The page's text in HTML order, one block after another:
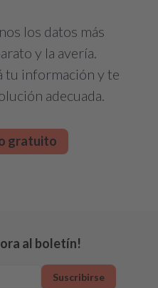
los datos más
y la avería.
tu información y te
adecuada.
gratuito
al boletín!
Suscribirse